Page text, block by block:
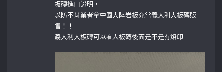
板磚進口證明，
以防不肖業者拿中國大陸岩板充當義大利大板磚販
售！！
義大利大板磚可以看大板磚後面是不是有烙印